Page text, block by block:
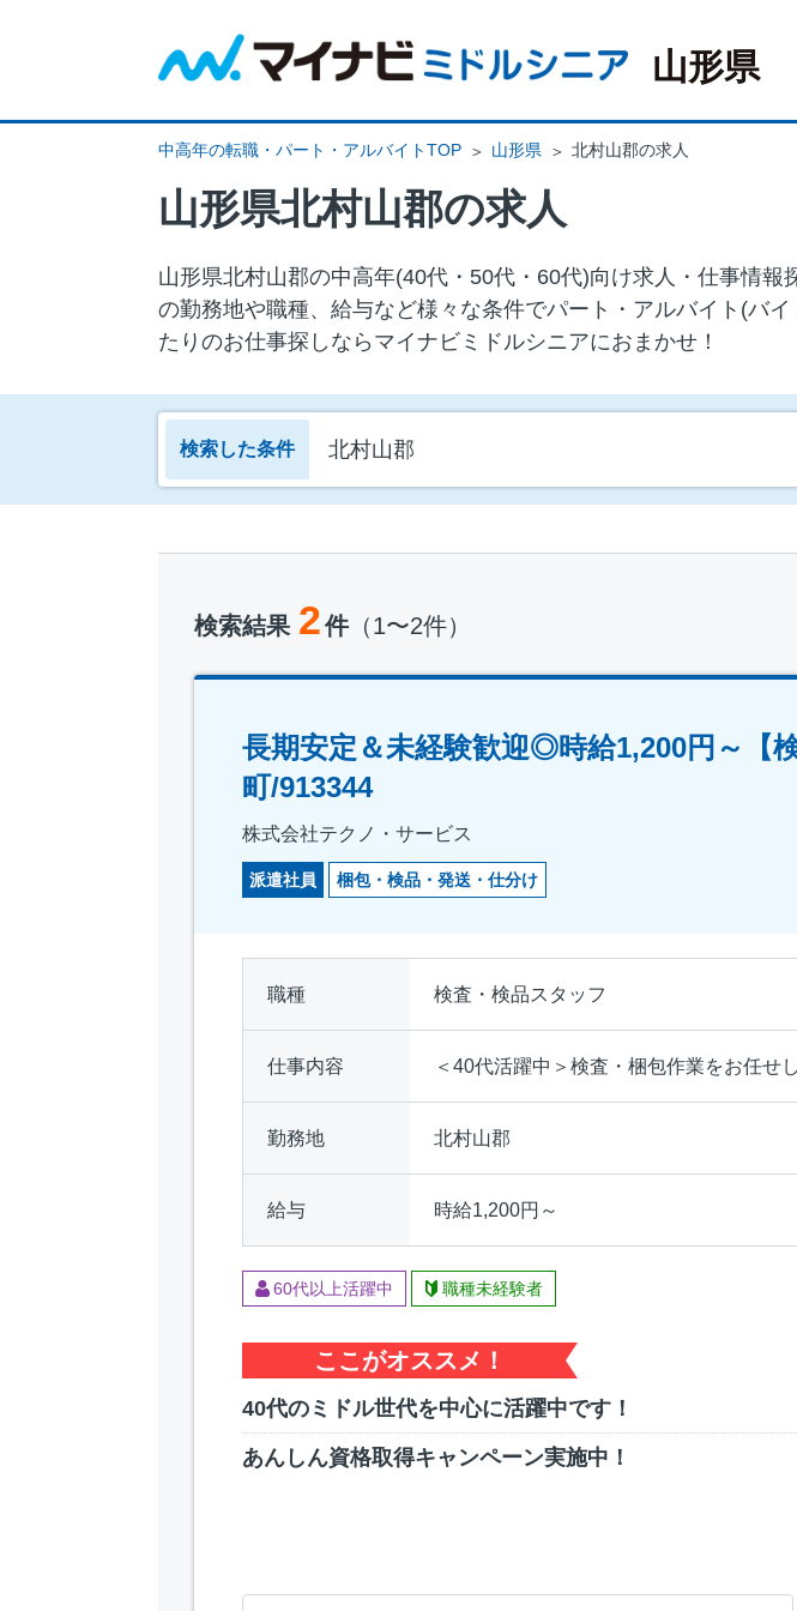
山形県
中高年の転職・パート・アルバイトTOP 山形県 北村山郡の求人
山形県北村山郡の求人
山形県北村山郡の中⾼年(40代・50代・60代)向け求⼈・仕事情
の勤務地や職種、給与など様々な条件でパート・アルバイト(バ
たりのお仕事探しならマイナビミドルシニアにおまかせ！
検索した条件 北村山郡
検索結果 2件（1〜2件）
長期安定＆未経験歓迎◎時給1,200円～【
町/913344
株式会社テクノ・サービス
派遣社員 梱包・検品・発送・仕分け
職種 検査・検品スタッフ
仕事内容 ＜40代活躍中＞検査・梱包作業をお任せし
勤務地 北村山郡
給与 時給1,200円～
60代以上活躍中 職種未経験者
ここがオススメ！
40代のミドル世代を中心に活躍中です！
あんしん資格取得キャンペーン実施中！